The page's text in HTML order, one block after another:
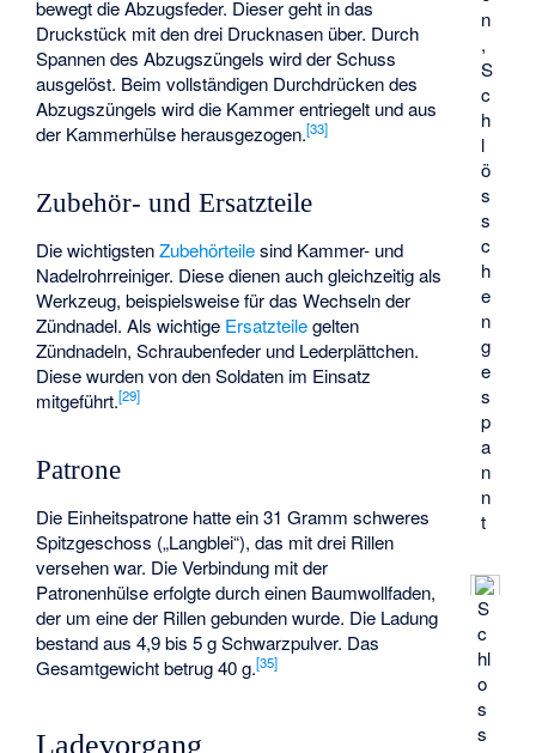
n
,
S
c
h
l
ö
s
s
c
h
e
n
g
e
s
p
a
n
n
t
S
c
hl
o
s
s
bewegt die Abzugsfeder. Dieser geht in das
Druckstück mit den drei Drucknasen über. Durch
Spannen des Abzugszüngels wird der Schuss
ausgelöst. Beim vollständigen Durchdrücken des
Abzugszüngels wird die Kammer entriegelt und aus
der Kammerhülse herausgezogen.[33]
Zubehör- und Ersatzteile
Die wichtigstenZubehörteilesind Kammer- und
Nadelrohrreiniger. Diese dienen auch gleichzeitig als
Werkzeug, beispielsweise für das Wechseln der
Zündnadel. Als wichtige Ersatzteilegelten
Zündnadeln, Schraubenfeder und Lederplättchen.
Diese wurden von den Soldaten im Einsatz
mitgeführt.[29]
Patrone
Die Einheitspatrone hatte ein 31 Gramm schweres
Spitzgeschoss („Langblei“), das mit drei Rillen
versehen war. Die Verbindung mit der
Patronenhülse erfolgte durch einen Baumwollfaden,
der um eine der Rillen gebunden wurde. Die Ladung
bestand aus 4,9 bis 5 g Schwarzpulver. Das
Gesamtgewicht betrug 40 g.[35]
Ladevorgang